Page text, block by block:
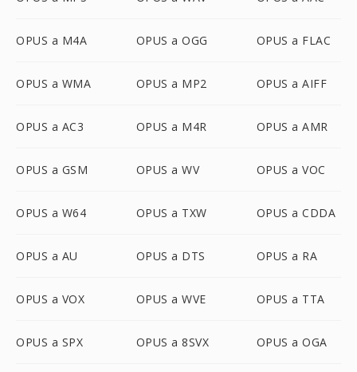
OPUS a M4A OPUS a OGG OPUS a FLAC
OPUS a WMA OPUS a MP2 OPUS a AIFF
OPUS a AC3 OPUS a M4R OPUS a AMR
OPUS a GSM OPUS a WV OPUS a VOC
OPUS a W64 OPUS a TXW OPUS a CDDA
OPUS a AU OPUS a DTS OPUS a RA
OPUS a VOX OPUS a WVE OPUS a TTA
OPUS a SPX OPUS a 8SVX OPUS a OGA